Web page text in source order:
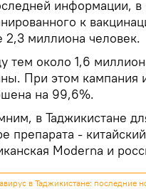
информации, в
к
2,3 миллиона человек.
тем около 1,6
При этом кампания
на 99,6%.
в Таджикистане
препарата -
Moderna и
в Таджикистане: последние